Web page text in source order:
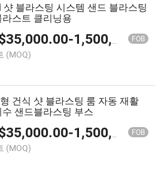
샷 블라스팅 시스템 샌드 블라스팅
라스트 클리닝용
35,000.00-1,500,000.00 FOB
(MOQ)
건식 샷 블라스팅 룸 자동 재활
수 샌드블라스팅 부스
35,000.00-1,500,000.00 FOB
(MOQ)